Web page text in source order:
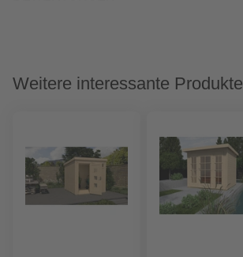
Weitere interessante Produkte